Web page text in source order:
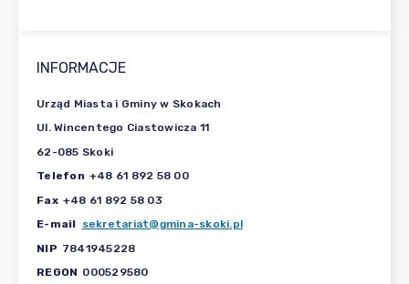
INFORMACJE
Urząd Miasta i Gminy w Skokach
Ul. Wincentego Ciastowicza 11
62-085 Skoki
Telefon +48 61 892 58 00
Fax +48 61 892 58 03
E-mail
sekretariat@gmina-skoki.pl
NIP 7841945228
REGON 000529580